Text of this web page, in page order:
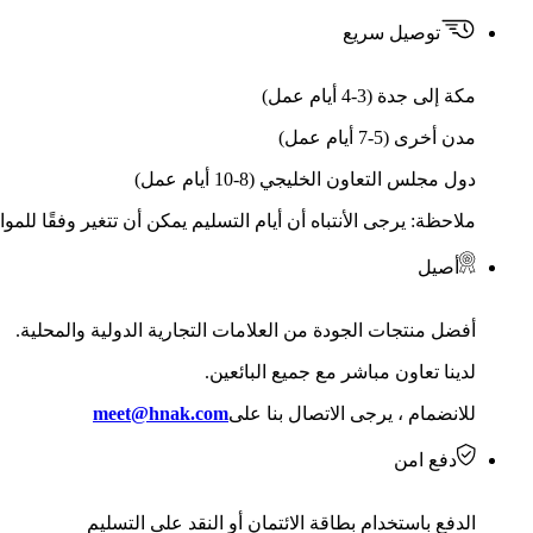
توصيل سريع
مكة إلى جدة (3-4 أيام عمل)
مدن أخرى (5-7 أيام عمل)
دول مجلس التعاون الخليجي (8-10 أيام عمل)
ملاحظة: يرجى الأنتباه أن أيام التسليم يمكن أن تتغير وفقًا
أصيل
أفضل منتجات الجودة من العلامات التجارية الدولية والمحلية.
لدينا تعاون مباشر مع جميع البائعين.
للانضمام ، يرجى الاتصال بنا علىmeet@hnak.com
دفع امن
الدفع باستخدام بطاقة الائتمان أو النقد على التسليم